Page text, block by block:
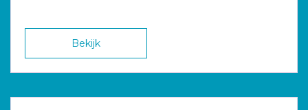
Bekijk